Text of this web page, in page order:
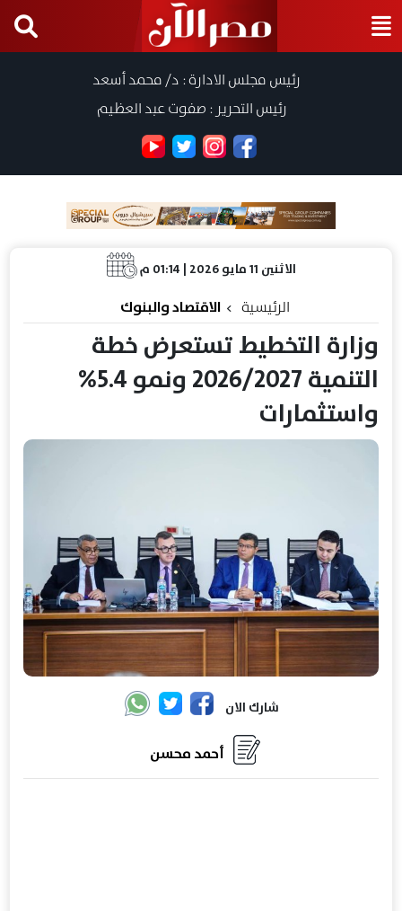
رئيس مجلس الادارة : د/ محمد أسعد
رئيس التحرير : صفوت عبد العظيم
الاثنين 11 مايو 2026 | 01:14 م
الرئيسية الاقتصاد والبنوك
وزارة التخطيط تستعرض خطة
التنمية 2026/2027 ونمو 5.4%
واستثمارات
شارك الان
أحمد محسن